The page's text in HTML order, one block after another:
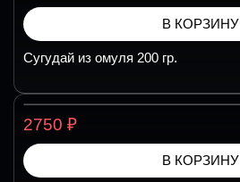
В КОРЗИНУ
Сугудай из омуля 200 гр.
2750 ₽
В КОРЗИНУ